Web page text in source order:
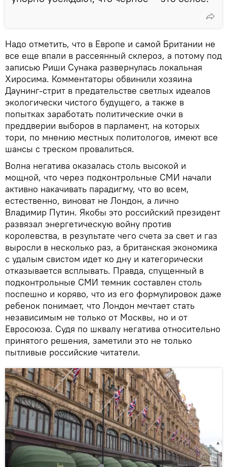
Надо отметить, что в Европе и самой Британии не
все еще впали в рассеянный склероз, а потому под
записью Риши Сунака развернулась локальная
Хиросима. Комментаторы обвинили хозяина
Даунинг-стрит в предательстве светлых идеалов
экологически чистого будущего, а также в
попытках заработать политические очки в
преддверии выборов в парламент, на которых
тори, по мнению местных политологов, имеют все
шансы с треском провалиться.
Волна негатива оказалась столь высокой и
мощной, что через подконтрольные СМИ начали
активно накачивать парадигму, что во всем,
естественно, виноват не Лондон, а лично
Владимир Путин. Якобы это российский президент
развязал энергетическую войну против
королевства, в результате чего счета за свет и газ
выросли в несколько раз, а британская экономика
с удалым свистом идет ко дну и категорически
отказывается всплывать. Правда, спущенный в
подконтрольные СМИ темник составлен столь
поспешно и коряво, что из его формулировок даже
ребенок понимает, что Лондон мечтает стать
независимым не только от Москвы, но и от
Евросоюза. Судя по шквалу негатива относительно
принятого решения, заметили это не только
пытливые российские читатели.